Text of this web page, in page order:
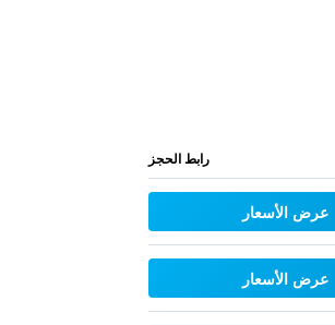
رابط الحجز
عرض الأسعار
عرض الأسعار